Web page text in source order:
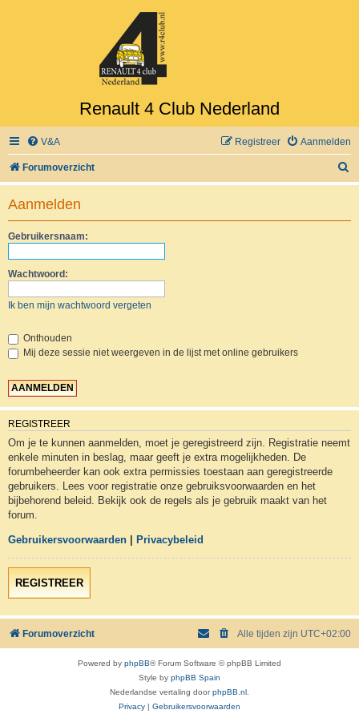
Renault 4 Club Nederland
V&A Aanmelden
Registreer
Forumoverzicht
o
Aanmelden
Gebruikersnaam:
Wachtwoord:
Ik ben mijn wachtwoord vergeten
Onthouden
Mij deze sessie niet weergeven in de lijst met online gebruikers
REGISTREER
Om je te kunnen aanmelden, moet je geregistreerd zijn. Registratie neemt
enkele minuten in beslag, maar geeft je extra mogelijkheden. De
forumbeheerder kan ook extra permissies toestaan aan geregistreerde
gebruikers. Lees voor registratie onze gebruiksvoorwaarden en het
bijbehorend beleid. Bekijk ook de regels als je gebruik maakt van het
forum.
Gebruikersvoorwaarden Privacybeleid
REGISTREER
Forumoverzicht Alle tijden zijn UTC+02:00
Powered by phpBB® Forum Software © phpBB Limited
Style by phpBB Spain
Nederlandse vertaling doorphpBB.nl .
Privacy
Gebruikersvoorwaarden